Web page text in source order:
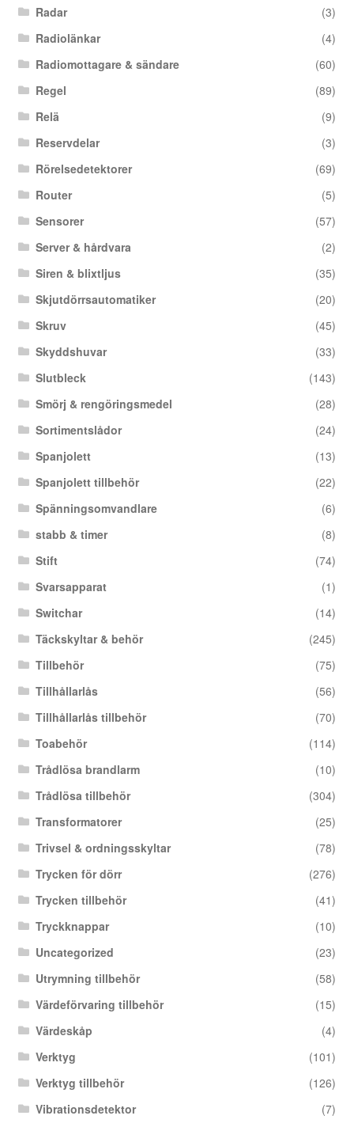
Radar
(3)
Radiolänkar
(4)
Radiomottagare & sändare
(60)
Regel
(89)
Relä
(9)
Reservdelar
(3)
Rörelsedetektorer
(69)
Router
(5)
Sensorer
(57)
Server & hårdvara
(2)
Siren & blixtljus
(35)
Skjutdörrsautomatiker
(20)
Skruv
(45)
Skyddshuvar
(33)
Slutbleck
(143)
Smörj & rengöringsmedel
(28)
Sortimentslådor
(24)
Spanjolett
(13)
Spanjolett tillbehör
(22)
Spänningsomvandlare
(6)
stabb & timer
(8)
Stift
(74)
Svarsapparat
(1)
Switchar
(14)
Täckskyltar & behör
(245)
Tillbehör
(75)
Tillhållarlås
(56)
Tillhållarlås tillbehör
(70)
Toabehör
(114)
Trådlösa brandlarm
(10)
Trådlösa tillbehör
(304)
Transformatorer
(25)
Trivsel & ordningsskyltar
(78)
Trycken för dörr
(276)
Trycken tillbehör
(41)
Tryckknappar
(10)
Uncategorized
(23)
Utrymning tillbehör
(58)
Värdeförvaring tillbehör
(15)
Värdeskåp
(4)
Verktyg
(101)
Verktyg tillbehör
(126)
Vibrationsdetektor
(7)